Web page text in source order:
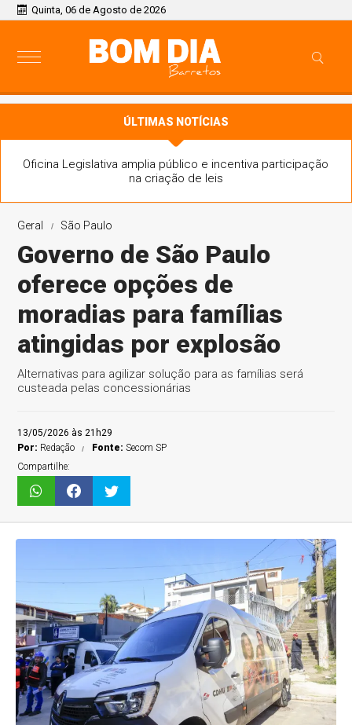
Quinta, 06 de Agosto de 2026
ÚLTIMAS NOTÍCIAS
Oficina Legislativa amplia público e incentiva participação
na criação de leis
Geral São Paulo
Governo de São Paulo
oferece opções de
moradias para famílias
atingidas por explosão
Alternativas para agilizar solução para as famílias será
custeada pelas concessionárias
13/05/2026 às 21h29
Por: Redação Fonte:Secom SP
Compartilhe: